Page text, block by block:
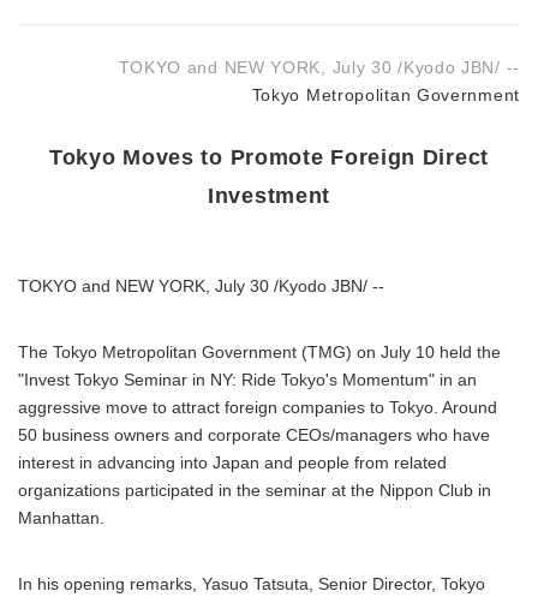
TOKYO and NEW YORK, July 30 /Kyodo JBN/ --
Tokyo Metropolitan Government
Tokyo Moves to Promote Foreign Direct
Investment
TOKYO and NEW YORK, July 30 /Kyodo JBN/ --
The Tokyo Metropolitan Government (TMG) on July 10 held the
"Invest Tokyo Seminar in NY: Ride Tokyo's Momentum" in an
aggressive move to attract foreign companies to Tokyo. Around
50 business owners and corporate CEOs/managers who have
interest in advancing into Japan and people from related
organizations participated in the seminar at the Nippon Club in
Manhattan.
In his opening remarks, Yasuo Tatsuta, Senior Director, Tokyo